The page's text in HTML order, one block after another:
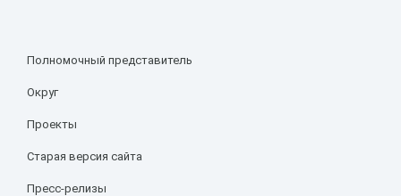
Полномочный представитель
Округ
Проекты
Старая версия сайта
Пресс-релизы